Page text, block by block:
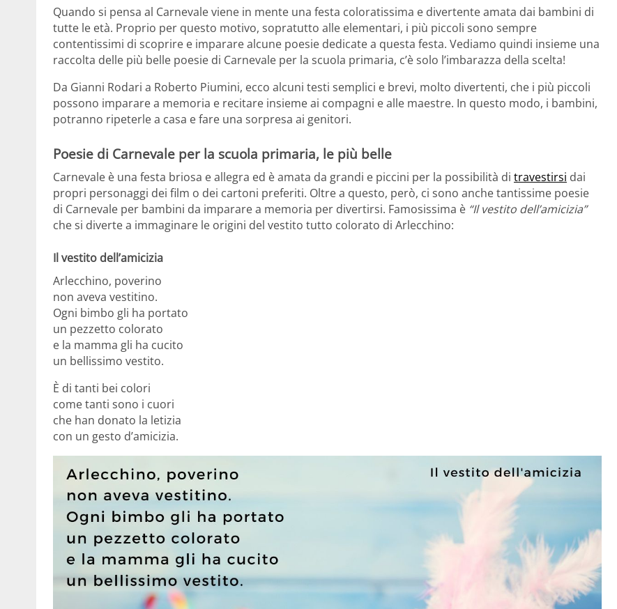
Quando si pensa al Carnevale viene in mente una festa coloratissima e divertente amata dai bambini di
tutte le età. Proprio per questo motivo, sopratutto alle elementari, i più piccoli sono sempre
contentissimi di scoprire e imparare alcune poesie dedicate a questa festa. Vediamo quindi insieme una
raccolta delle più belle poesie di Carnevale per la scuola primaria, c’è solo l’imbarazza della scelta!
Da Gianni Rodari a Roberto Piumini, ecco alcuni testi semplici e brevi, molto divertenti, che i più piccoli
possono imparare a memoria e recitare insieme ai compagni e alle maestre. In questo modo, i bambini,
potranno ripeterle a casa e fare una sorpresa ai genitori.
Poesie di Carnevale per la scuola primaria, le più belle
Carnevale è una festa briosa e allegra ed è amata da grandi e piccini per la possibilità di travestirsi dai
propri personaggi dei film o dei cartoni preferiti. Oltre a questo, però, ci sono anche tantissime poesie
di Carnevale per bambini da imparare a memoria per divertirsi. Famosissima è “Il vestito dell’amicizia”
che si diverte a immaginare le origini del vestito tutto colorato di Arlecchino:
Il vestito dell’amicizia
Arlecchino, poverino
non aveva vestitino.
Ogni bimbo gli ha portato
un pezzetto colorato
e la mamma gli ha cucito
un bellissimo vestito.
È di tanti bei colori
come tanti sono i cuori
che han donato la letizia
con un gesto d’amicizia.